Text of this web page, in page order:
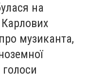
на
музиканта,